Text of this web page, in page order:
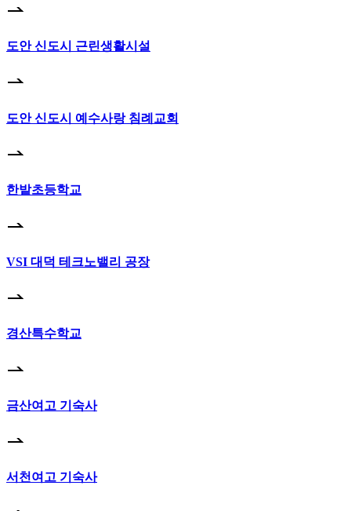
도안 신도시 근린생활시설
도안 신도시 예수사랑 침례교회
한밭초등학교
VSI 대덕 테크노밸리 공장
경산특수학교
금산여고 기숙사
서천여고 기숙사